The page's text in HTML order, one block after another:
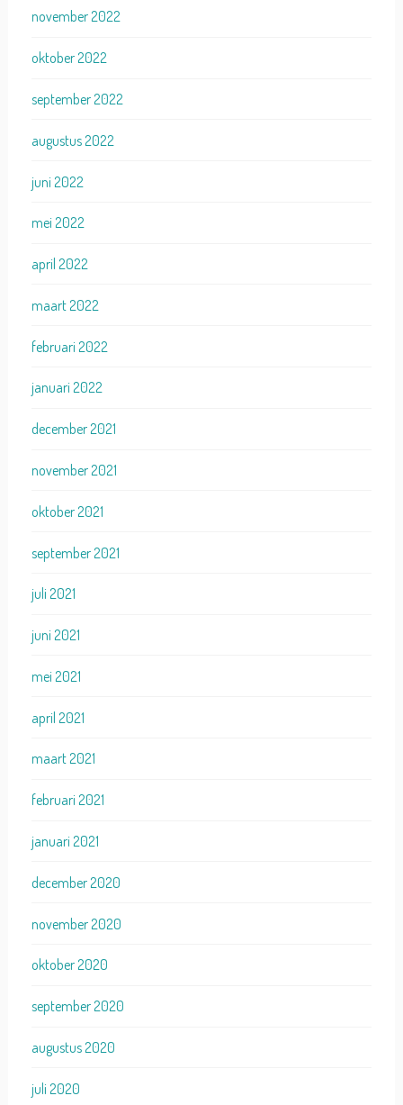
november 2022
oktober 2022
september 2022
augustus 2022
juni 2022
mei 2022
april 2022
maart 2022
februari 2022
januari 2022
december 2021
november 2021
oktober 2021
september 2021
juli 2021
juni 2021
mei 2021
april 2021
maart 2021
februari 2021
januari 2021
december 2020
november 2020
oktober 2020
september 2020
augustus 2020
juli 2020